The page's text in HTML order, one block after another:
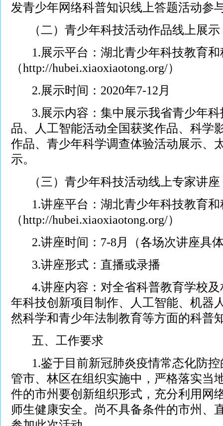
发青少年网络科普知识线上答题活动参
（二）青少年科技活动作品线上展示
1.展示平台：湖北青少年科技教育和
（http://hubei.xiaoxiaotong.org/）
2.展示时间：2020年7-12月
3.展示内容：集中展示我省青少年科
品、人工智能活动全国获奖作品、科学
作品、青少年科学调查体验活动展示、
示。
（三）青少年科技活动线上专家讲
1.讲座平台：湖北青少年科技教育和
（http://hubei.xiaoxiaotong.org/）
2.讲座时间：7-8月（各场次讲座具
3.讲座形式：直播或录播
4.讲座内容：对全省科普教育学校及
年科技创新项目制作、人工智能、机器
然科学和青少年法制教育等方面的科普
五、工作要求
1.鉴于目前新冠肺炎疫情常态化防控
管市、林区在组织实施中，严格落实当
件的市州要创新组织形式，充分利用网
师生健康安全。尚不具备条件的市州、